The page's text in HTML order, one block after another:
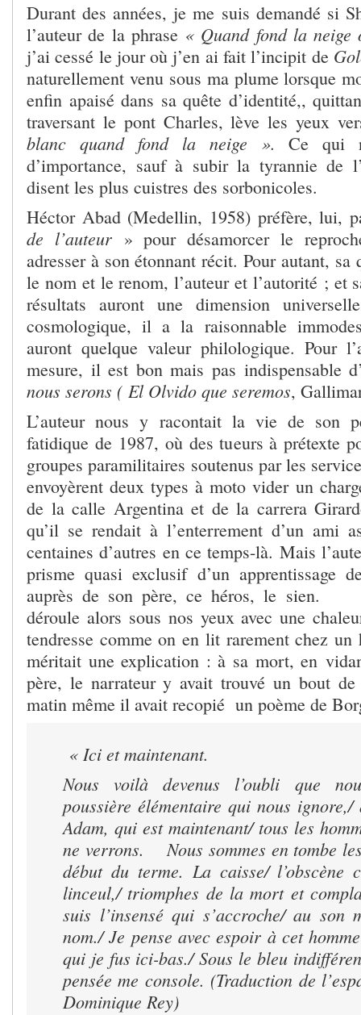
Durant des années, je me suis demandé si
l’auteur de la phrase « Quand fond la
j’ai cessé le jour où j’en ai fait l’incipit de
naturellement venu sous ma plume lorsque
enfin apaisé dans sa quête d’identité,,
traversant le pont Charles, lève les yeux
blanc quand fond la neige ».Ce qui
d’importance, sauf à subir la tyrannie de
disent les plus cuistres des sorbonicoles.
Héctor Abad (Medellin, 1958) préfère, lui,
de l’auteur » pour désamorcer le
adresser à son étonnant récit. Pour autant, sa
le nom et le renom, l’auteur et l’autorité ; et
résultats auront une dimension
cosmologique, il a la raisonnable
auront quelque valeur philologique. Pour
mesure, il est bon mais pas indispensable
nous serons ( El Olvido que seremos,
L’auteur nous y racontait la vie de son
fatidique de 1987, où des tueurs à prétexte
groupes paramilitaires soutenus par les
envoyèrent deux types à moto vider un
de la calle Argentina et de la carrera
qu’il se rendait à l’enterrement d’un ami
centaines d’autres en ce temps-là. Mais
prisme quasi exclusif d’un apprentissage
auprès de son père, ce héros, le
déroule alors sous nos yeux avec une
tendresse comme on en lit rarement chez
méritait une explication : à sa mort, en
père, le narrateur y avait trouvé un bout
matin même il avait recopié un poème de
« Ici et maintenant.
Nous voilà devenus l’oubli que
poussière élémentaire qui nous
Adam, qui est maintenant/ tous les
ne verrons. Nous sommes en tombe
début du terme. La caisse/ l’obscène
linceul,/ triomphes de la mort et
suis l’insensé qui s’accroche/ au son
nom./ Je pense avec espoir à cet
qui je fus ici-bas./ Sous le bleu
pensée me console. (Traduction de
Dominique Rey)